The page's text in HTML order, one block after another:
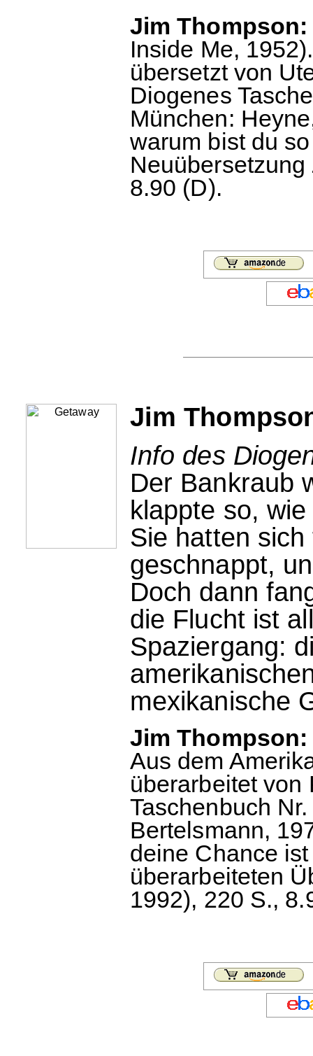
Jim
Inside Me,
übersetzt von
Diogenes
München:
warum bist du
8.90 (D).
Jim
Info des
Der Bankraub
klappte so,
Sie hatten
geschnappt,
Doch dann
die Flucht ist
Spaziergang:
mexikanische
Jim Thompson:
Aus dem
überarbeitet von
Taschenbuch
Bertelsmann,
deine Chance
überarbeiteten
1992), 220 S.,